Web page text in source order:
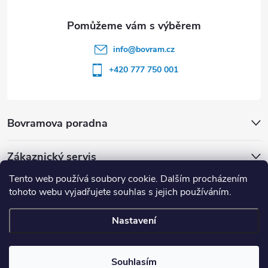
Tento web používá soubory cookie. Dalším procházením
tohoto webu vyjadřujete souhlas s jejich používáním.
Nastavení
Souhlasím
Bovramova poradna
Zákaznický servis
info@bovram.cz
+420 777 750 001
Copyright 2026BOVRAM.cz. Všechna práva vyhrazena.